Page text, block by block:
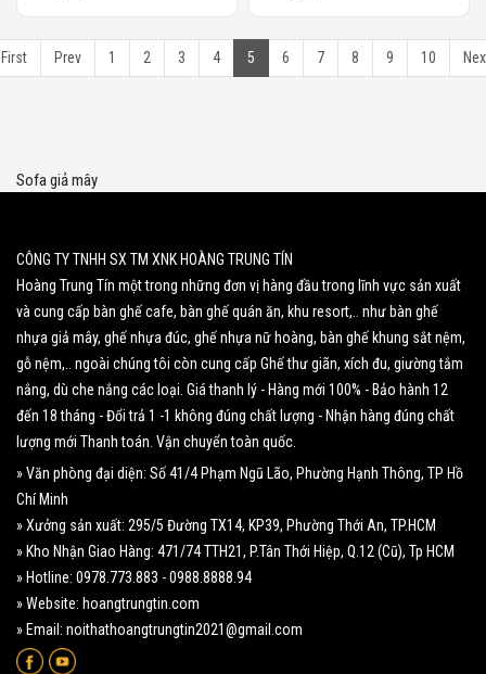
First Prev 1 2 3 4 5 6 7 8 9 10
Sofa giả mây
CÔNG TY TNHH SX TM XNK HOÀNG TRUNG TÍN
Hoàng Trung Tín một trong những đơn vị hàng đầu trong lĩnh vực sản xuất
và cung cấp bàn ghế cafe, bàn ghế quán ăn, khu resort,.. như bàn ghế
nhựa giả mây, ghế nhựa đúc, ghế nhựa nữ hoàng, bàn ghế khung sắt nệm,
gỗ nệm,.. ngoài chúng tôi còn cung cấp Ghế thư giãn, xích đu, giường tắm
nắng, dù che nắng các loại. Giá thanh lý - Hàng mới 100% - Bảo hành 12
đến 18 tháng - Đổi trả 1 -1 không đúng chất lượng - Nhận hàng đúng chất
lượng mới Thanh toán. Vận chuyển toàn quốc.
» Văn phòng đại diện: Số 41/4 Phạm Ngũ Lão, Phường Hạnh Thông, TP Hồ
Chí Minh
» Xưởng sản xuất: 295/5 Đường TX14, KP39, Phường Thới An, TP.HCM
» Kho Nhận Giao Hàng: 471/74 TTH21, P.Tân Thới Hiệp, Q.12 (Cũ), Tp HCM
» Hotline: 0978.773.883 - 0988.8888.94
» Website: hoangtrungtin.com
» Email: noithathoangtrungtin2021@gmail.com